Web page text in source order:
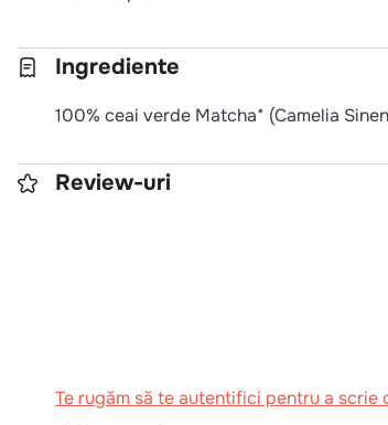
Ingrediente
100% ceai verde Matcha* (Camelia
Review-uri
Te rugăm să te autentifici pentru a scrie